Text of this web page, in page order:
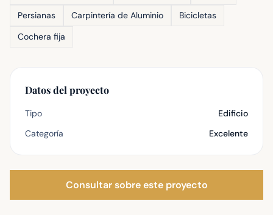
Persianas
Carpintería de Aluminio
Bicicletas
Cochera fija
Datos del proyecto
Tipo
Edificio
Categoría
Excelente
Consultar sobre este proyecto